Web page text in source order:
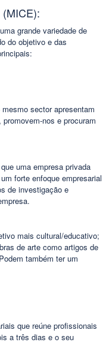
grande variedade de
do objetivo e das
sector apresentam
nos e procuram
uma empresa privada
forte enfoque empresarial
de investigação e
mais cultural/educativo;
de arte como artigos de
também ter um
que reúne profissionais
a três dias e o seu